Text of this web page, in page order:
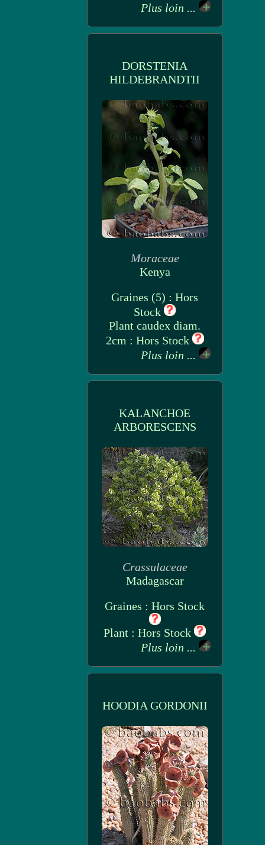
Plus loin ...
DORSTENIA
HILDEBRANDTII
Moraceae
Kenya
Graines (5) : Hors
Stock
Plant caudex diam.
2cm : Hors Stock
Plus loin ...
KALANCHOE
ARBORESCENS
Crassulaceae
Madagascar
Graines : Hors Stock
Plant : Hors Stock
Plus loin ...
HOODIA GORDONII